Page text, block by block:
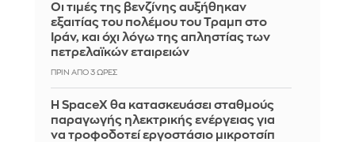
Οι τιμές της βενζίνης αυξήθηκαν
εξαιτίας του πολέμου του Τραμπ στο
Ιράν, και όχι λόγω της απληστίας των
πετρελαϊκών εταιρειών
ΠΡΙΝ ΑΠΌ 3 ΏΡΕΣ
Η SpaceX θα κατασκευάσει σταθμούς
παραγωγής ηλεκτρικής ενέργειας για
να τροφοδοτεί εργοστάσιο μικροτσίπ